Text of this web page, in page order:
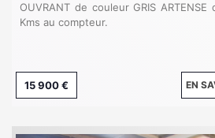
OUVRANT de couleur GRIS
Kms au compteur.
15 900 € EN